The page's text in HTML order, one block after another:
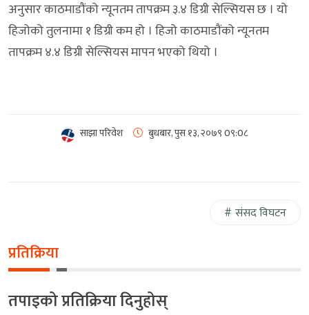
अनुसार काठमाडौंको न्यूनतम तापक्रम ३.४ डिग्री सेल्सियस छ । यो
हिजोको तुलनामा १ डिग्री कम हो । हिजो काठमाडौंको न्यूनतम
तापक्रम ४.४ डिग्री सेल्सियस मापन भएको थियो ।
साझा परिवेश बुधबार, पुस १३, २०७९0९:0८
संसद विघटन
प्रतिक्रिया
तपाइको प्रतिक्रिया दिनुहोस्